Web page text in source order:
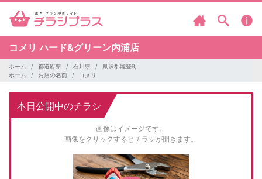
コメリハード&グリーン内浦店
ホーム 都道府県 石川県
鳳珠郡能登町
ホーム
お店の名前 コメリ
本日公開中のチラシ
画像はイメージです。
画像をクリックするとチラシが開きます。